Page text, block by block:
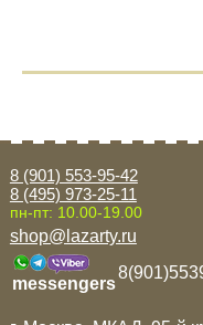
8 (901) 553-95-42
8 (495) 973-25-11
пн-пт: 10.00-19.00
shop@lazarty.ru
messengers